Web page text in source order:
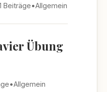
Beiträge•Allgemein
Übung
•Allgemein